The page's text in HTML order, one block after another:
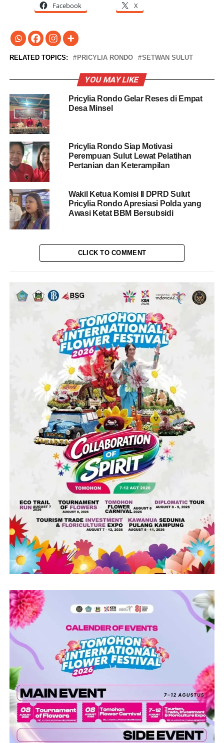
Facebook X
RELATED TOPICS: PRICYLIA RONDO SETWAN SULUT
YOU MAY LIKE
Pricylia Rondo Gelar Reses di Empat
Desa Minsel
Pricylia Rondo Siap Motivasi
Perempuan Sulut Lewat Pelatihan
Pertanian dan Keterampilan
Wakil Ketua Komisi II DPRD Sulut
Pricylia Rondo Apresiasi Polda yang
Awasi Ketat BBM Bersubsidi
CLICK TO COMMENT